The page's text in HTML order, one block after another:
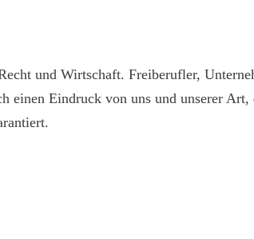
und Wirtschaft. Freiberufler,
einen Eindruck von uns und unserer